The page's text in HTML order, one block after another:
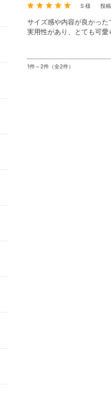
S 様 投
サイズ感や内容が良かった
実用性があり、とても可愛
1件～2件（全2件）